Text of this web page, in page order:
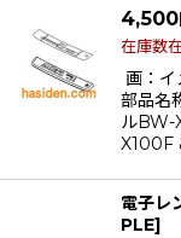
4,500
在庫数
画：
部品名
ル
X100F
電子レ
PLE]